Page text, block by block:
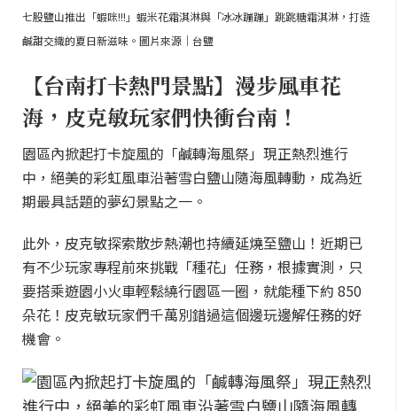
七股鹽山推出「蝦咪!!!」蝦米花霜淇淋與「冰冰蹦蹦」跳跳糖霜淇淋，打造
鹹甜交織的夏日新滋味。圖片來源｜台鹽
【台南打卡熱門景點】漫步風車花
海，皮克敏玩家們快衝台南！
園區內掀起打卡旋風的「鹹轉海風祭」現正熱烈進行
中，絕美的彩虹風車沿著雪白鹽山隨海風轉動，成為近
期最具話題的夢幻景點之一。
此外，皮克敏探索散步熱潮也持續延燒至鹽山！近期已
有不少玩家專程前來挑戰「種花」任務，根據實測，只
要搭乘遊園小火車輕鬆繞行園區一圈，就能種下約 850
朵花！皮克敏玩家們千萬別錯過這個邊玩邊解任務的好
機會。